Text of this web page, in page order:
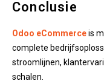
Conclusie
Odoo eCommerceis
complete
stroomlijnen,
schalen.